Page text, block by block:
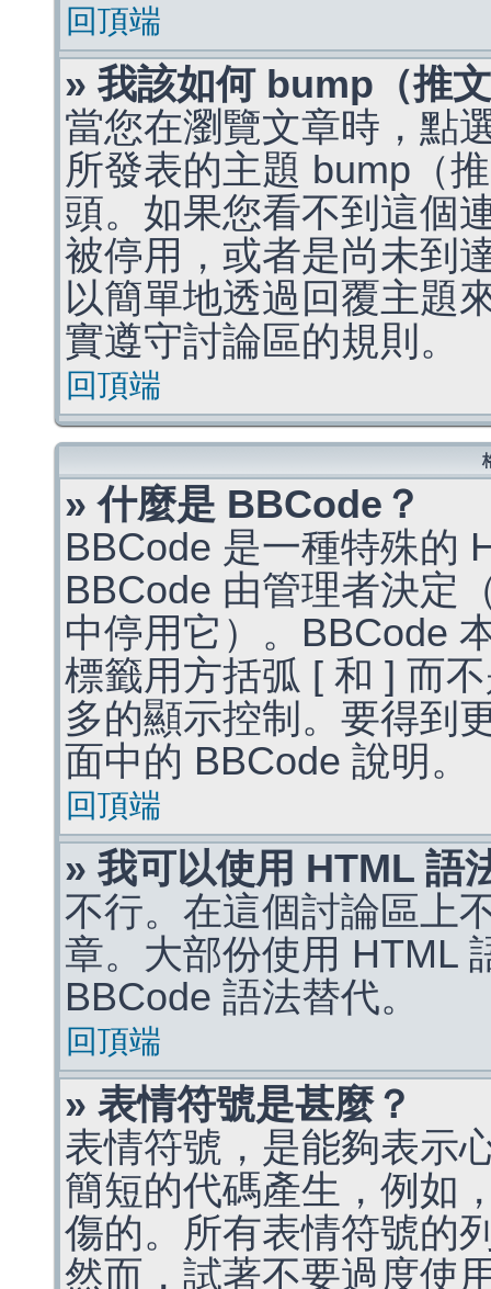
回頂端
» 我該如何 bump（推
當您在瀏覽文章時，點
所發表的主題 bump（
頭。如果您看不到這個
被停用，或者是尚未到
以簡單地透過回覆主題
實遵守討論區的規則。
回頂端
» 什麼是 BBCode？
BBCode 是一種特殊的
BBCode 由管理者決定
中停用它）。BBCode
標籤用方括弧 [ 和 ] 而
多的顯示控制。要得到
面中的 BBCode 說明。
回頂端
» 我可以使用 HTML 語
不行。在這個討論區上
章。大部份使用 HTML
BBCode 語法替代。
回頂端
» 表情符號是甚麼？
表情符號，是能夠表示
簡短的代碼產生，例如
傷的。所有表情符號的
然而，試著不要過度使